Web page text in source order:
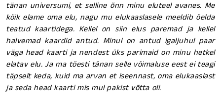
tänan universumi, et selline õnn minu eluteel avanes. Me
kõik elame oma elu, nagu mu elukaaslasele meeldib öelda
teatud kaartidega. Kellel on siin elus paremad ja kellel
halvemad kaardid antud. Minul on antud igaljuhul paar
väga head kaarti ja nendest üks parimaid on minu hetkel
elatav elu. Ja ma tõesti tänan selle võimaluse eest ei teagi
täpselt keda, kuid ma arvan et iseennast, oma elukaaslast
ja seda head kaarti mis mul pakist võtta oli.